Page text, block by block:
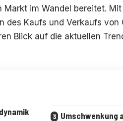
Markt im Wandel bereitet.
des Kaufs und Verkaufs
Blick auf die aktuellen
Umschwenkung